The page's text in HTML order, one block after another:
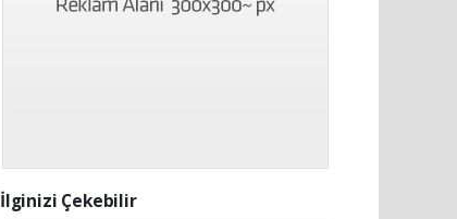
İlginizi Çekebilir